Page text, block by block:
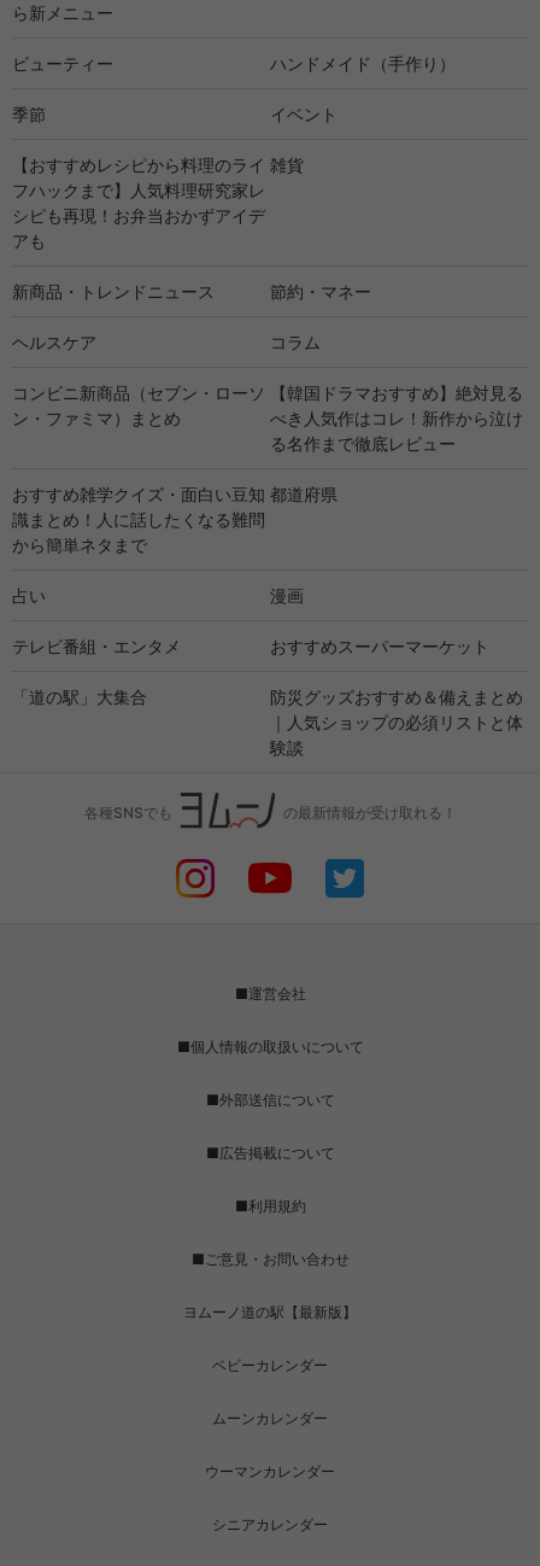
ら新メニュー
ビューティー ハンドメイド（手作り）
季節 イベント
【おすすめレシピから料理のライ
フハックまで】人気料理研究家レ
シピも再現！お弁当おかずアイデ
アも
雑貨
新商品・トレンドニュース 節約・マネー
ヘルスケア コラム
コンビニ新商品（セブン・ローソ
ン・ファミマ）まとめ
【韓国ドラマおすすめ】絶対見る
べき人気作はコレ！新作から泣け
る名作まで徹底レビュー
おすすめ雑学クイズ・面白い豆知
識まとめ！人に話したくなる難問
から簡単ネタまで
都道府県
占い 漫画
テレビ番組・エンタメ おすすめスーパーマーケット
「道の駅」大集合
防災グッズおすすめ＆備えまとめ
｜人気ショップの必須リストと体
験談
各種SNSでも の最新情報が受け取れる！
■運営会社
■個人情報の取扱いについて
■外部送信について
■広告掲載について
■利用規約
■ご意見・お問い合わせ
ヨムーノ道の駅【最新版】
ベビーカレンダー
ムーンカレンダー
ウーマンカレンダー
シニアカレンダー